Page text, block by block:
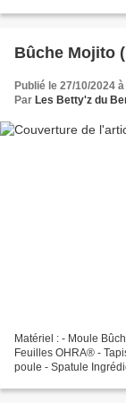
Bûche Mojito
Publié le 27/10/2024
Par Les Betty'z du
Matériel : - Moule
Feuilles OHRA® -
poule - Spatule